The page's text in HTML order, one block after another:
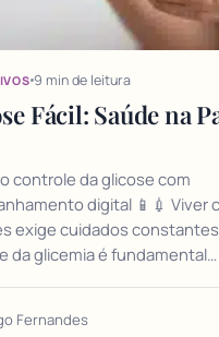
9 min de leitura
Fácil: Saúde na
controle da glicose com
digital 📱💉 Viver
exige cuidados
da glicemia é fundamental…
Fernandes